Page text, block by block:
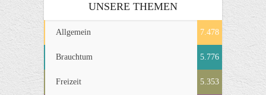
UNSERE THEMEN
Allgemein 7.478
Brauchtum 5.776
Freizeit 5.353